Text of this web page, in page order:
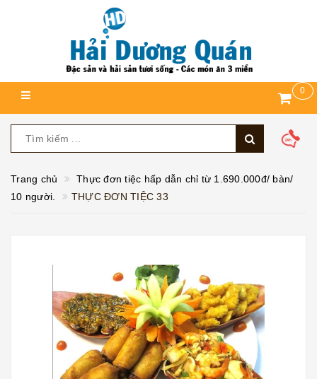
0
Trang chủ
Thực đơn tiệc hấp dẫn chỉ từ 1.690.000đ/ bàn/
10 người.
THỰC ĐƠN TIỆC 33